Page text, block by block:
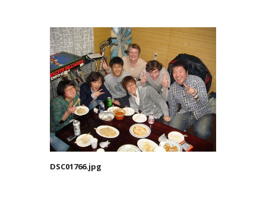
DSC01766.jpg